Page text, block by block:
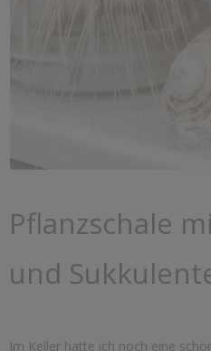
Pflanzschale
und
Im Keller hatte ich noch eine